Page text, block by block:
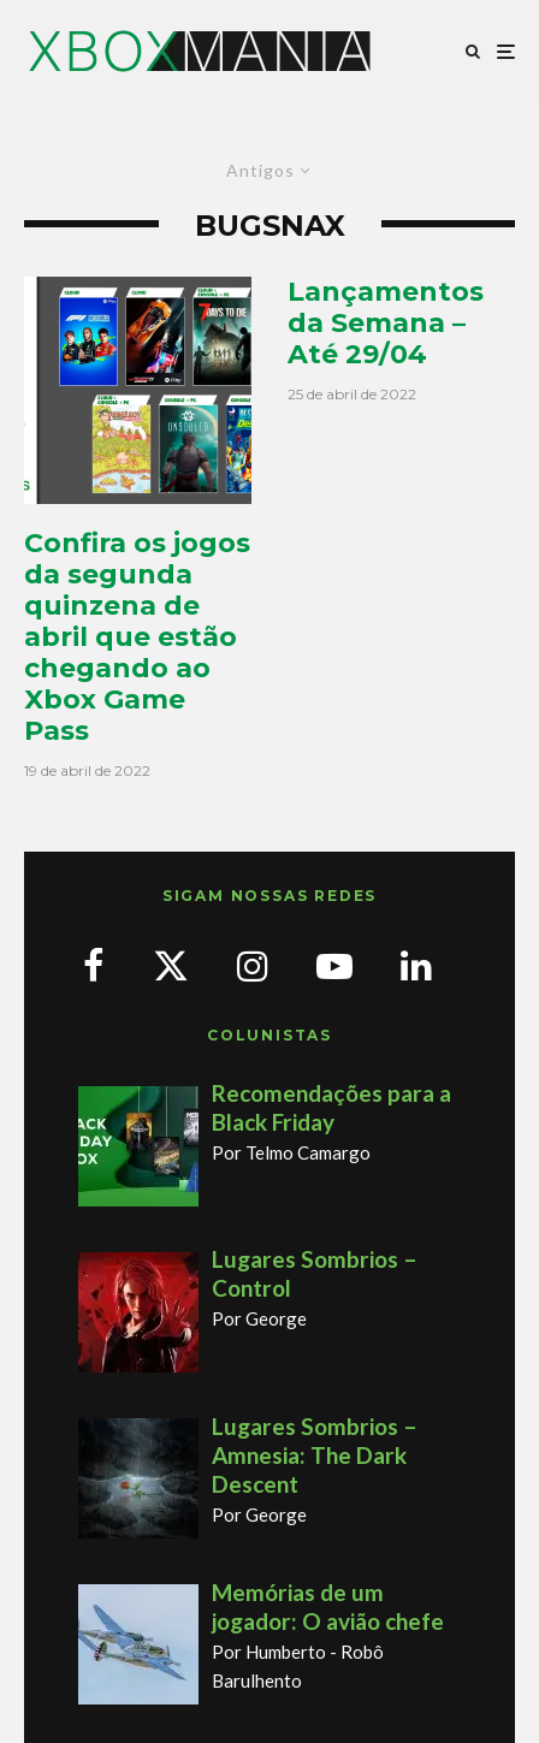
Antigos
BUGSNAX
Confira os jogos
da segunda
quinzena de
abril que estão
chegando ao
Xbox Game
Pass
19 de abril de 2022
Lançamentos
da Semana –
Até 29/04
25 de abril de 2022
SIGAM NOSSAS REDES
COLUNISTAS
Recomendações para a
Black Friday
Por Telmo Camargo
Lugares Sombrios –
Control
Por George
Lugares Sombrios –
Amnesia: The Dark
Descent
Por George
Memórias de um
jogador: O avião chefe
Por Humberto - Robô
Barulhento